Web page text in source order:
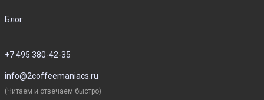
Блог
+7 495 380-42-35
info@2coffeemaniacs.ru
(Читаем и отвечаем быстро)